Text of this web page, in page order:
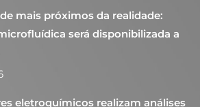
mais próximos da realidade:
será disponibilizada a
eletroquímicos realizam análises